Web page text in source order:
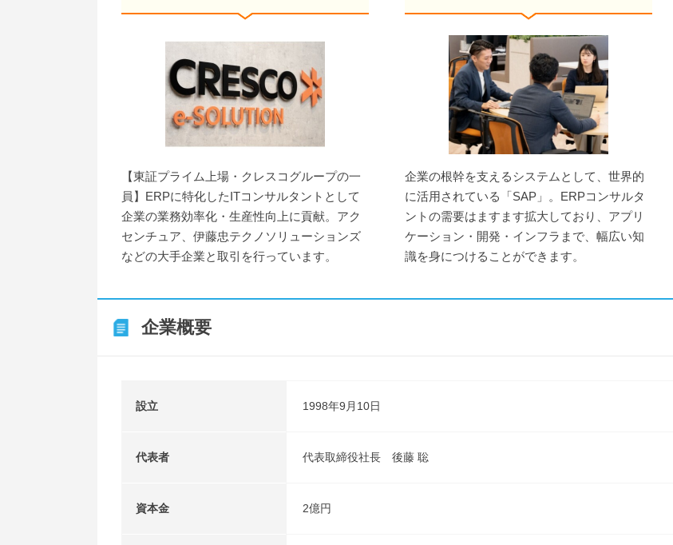
【東証プライム上場・クレスコグループの一
員】ERPに特化したITコンサルタントとして
企業の業務効率化・生産性向上に貢献。アク
センチュア、伊藤忠テクノソリューションズ
などの大手企業と取引を行っています。
企業の根幹を支えるシステムとして、世界的
に活用されている「SAP」。ERPコンサルタ
ントの需要はますます拡大しており、アプリ
ケーション・開発・インフラまで、幅広い知
識を身につけることができます。
企業概要
設立 1998年9月10日
代表者 代表取締役社長 後藤 聡
資本金 2億円